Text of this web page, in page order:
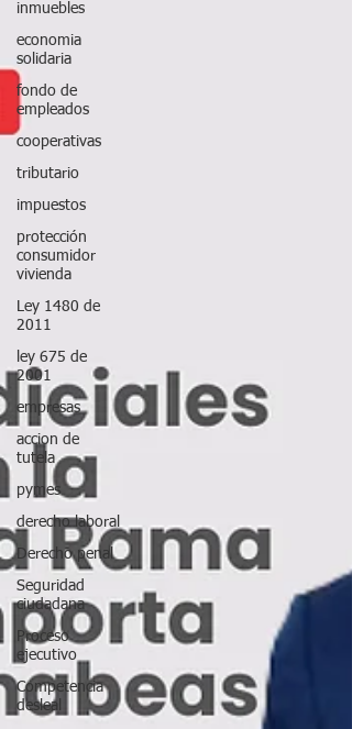
inmuebles
economia
solidaria
fondo de
empleados
cooperativas
tributario
impuestos
protección
consumidor
vivienda
Ley 1480 de
2011
ley 675 de
2001
empresas
accion de
tutela
pymes
derecho laboral
Derecho penal
Seguridad
ciudadana
Proceso
ejecutivo
Competencia
desleal